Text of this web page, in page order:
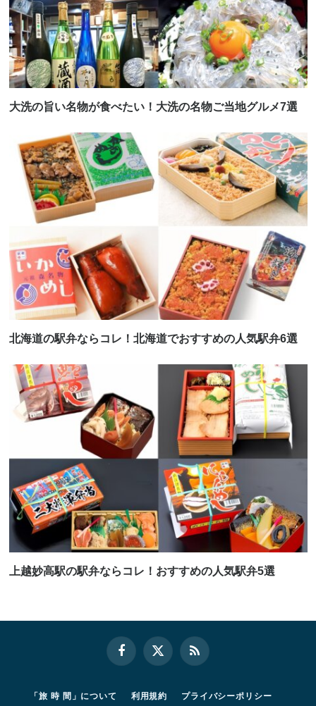
大洗の旨い名物が食べたい！大洗の名物ご当地グルメ7選
北海道の駅弁ならコレ！北海道でおすすめの人気駅弁6選
上越妙高駅の駅弁ならコレ！おすすめの人気駅弁5選
FacebookX
RSS
「旅 時 間」について 利用規約 プライバシーポリシー